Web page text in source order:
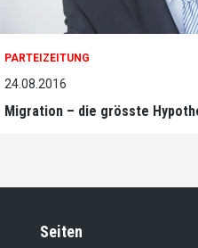
PARTEIZEITUNG
24.08.2016
Migration – die grösste
Seiten